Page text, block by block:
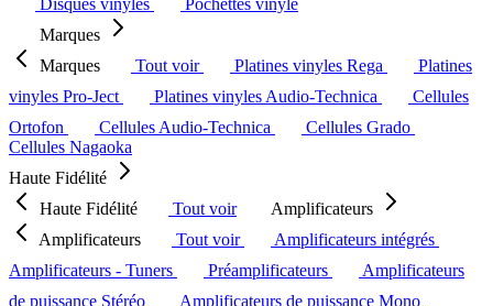
Disques vinyles
Pochettes vinyle
Marques
Marques
Tout voir Platines vinyles Rega
Platines
vinyles Pro-Ject
Platines vinyles Audio-Technica
Cellules
Ortofon
Cellules Audio-Technica
Cellules Grado
Cellules Nagaoka
Haute Fidélité
Haute Fidélité
Tout voir
Amplificateurs
Amplificateurs
Tout voir
Amplificateurs intégrés
Amplificateurs - Tuners
Préamplificateurs
Amplificateurs
de puissance Stéréo
Amplificateurs de puissance Mono